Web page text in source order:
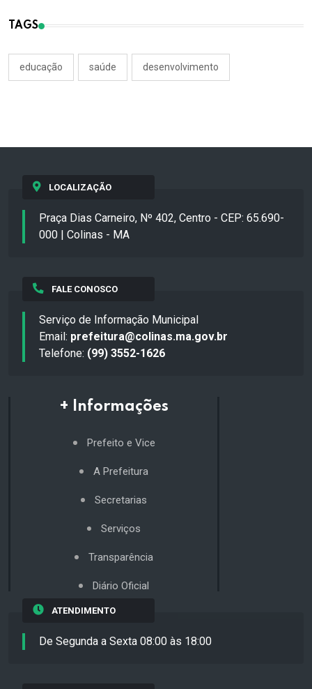
TAGS
educação saúde desenvolvimento
LOCALIZAÇÃO
Praça Dias Carneiro, Nº 402, Centro - CEP: 65.690-
000 | Colinas - MA
FALE CONOSCO
Serviço de Informação Municipal
Email: prefeitura@colinas.ma.gov.br
Telefone: (99) 3552-1626
+ Informações
Prefeito e Vice
A Prefeitura
Secretarias
Serviços
Transparência
Diário Oficial
ATENDIMENTO
De Segunda a Sexta 08:00 às 18:00